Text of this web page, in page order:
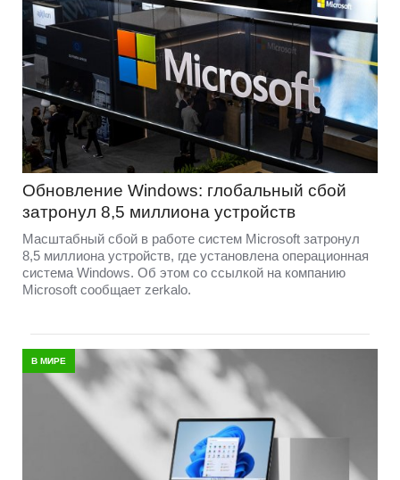
Обновление Windows: глобальный сбой
затронул 8,5 миллиона устройств
Масштабный сбой в работе систем Microsoft затронул
8,5 миллиона устройств, где установлена операционная
система Windows. Об этом со ссылкой на компанию
Microsoft сообщает zerkalo.
В МИРЕ